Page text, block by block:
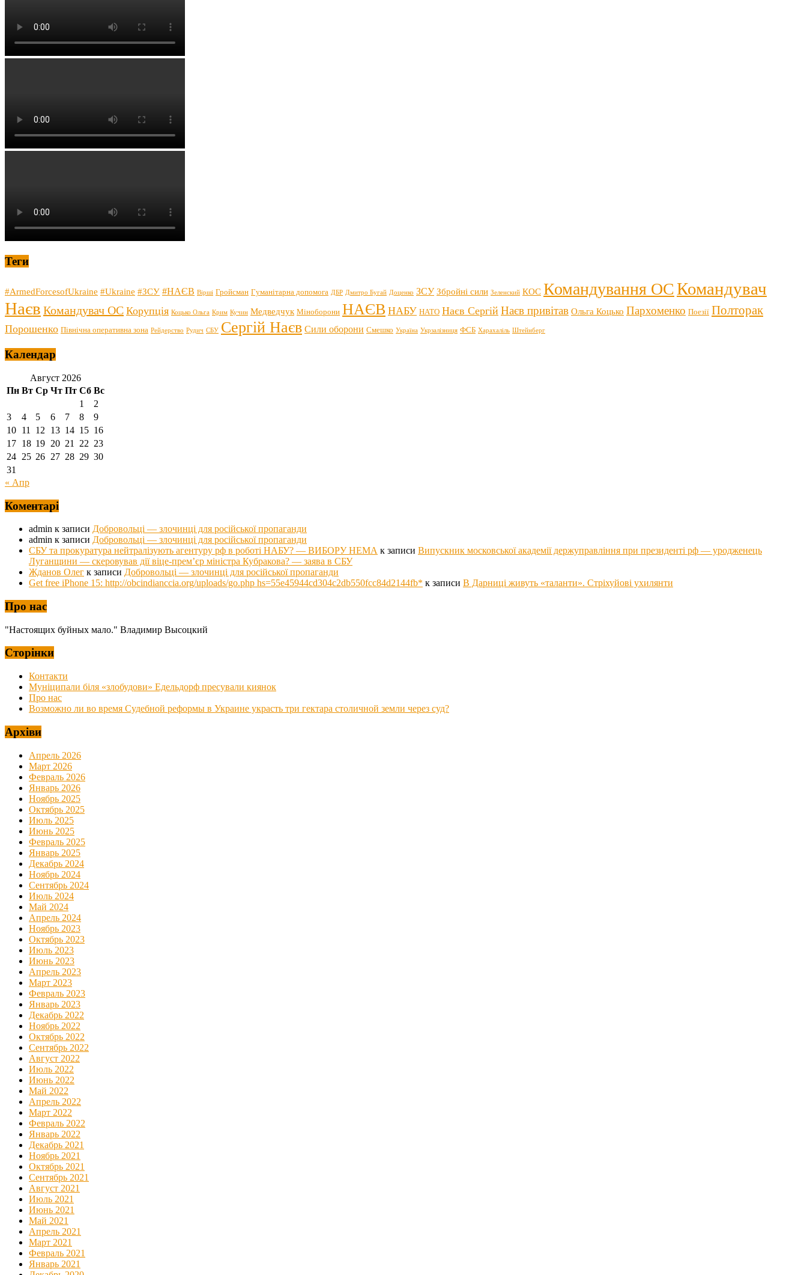
Теги
#ArmedForcesofUkraine #Ukraine #ЗСУ #НАЄВ Вірші Гройсман Гуманітарна допомога ДБР Дмитро Бугай Доценко ЗСУ Збройні сили Зеленский КОС Командування ОСКомандувач
Наєв Командувач ОС Корупція Коцько Ольга Крим Кучин Медведчук Міноборони НАЄВ НАБУ НАТО Наєв Сергій Наєв привітав Ольга Коцько Пархоменко Поезії Полторак
Порошенко Північна оперативна зона Рейдерство Рудич СБУ Сергій Наєв Сили оборони Смешко Україна Укрзалізниця ФСБ Харахаліль Штейнберг
Календар
Август 2026
Пн Вт Ср Чт Пт Сб Вс
1
2
3
4 5 6 7 8
9
10 11 12 13 14 15 16
17 18 19 20 21 22 23
24 25 26 27 28 29 30
31
« Апр
Коментарі
admin к записи Добровольці — злочинці для російської пропаганди
admin к записи Добровольці — злочинці для російської пропаганди
СБУ та прокуратура нейтралізують агентуру рф в роботі НАБУ? — ВИБОРУ НЕМА к записи Випускник московської академії держуправління при президенті рф — уродженець
Луганщини — скеровував дії віце-прем’єр міністра Кубракова? — заява в СБУ
Жданов Олег к записи Добровольці — злочинці для російської пропаганди
Get free iPhone 15: http://obcindianccia.org/uploads/go.php hs=55e45944cd304c2db550fcc84d2144fb* к записи В Дарниці живуть «таланти». Стріхуйові ухилянти
Про нас
"Настоящих буйных мало." Владимир Высоцкий
Сторінки
Контакти
Муніципали біля «злобудови» Едельдорф пресували киянок
Про нас
Возможно ли во время Судебной реформы в Украине украсть три гектара столичной земли через суд?
Архіви
Апрель 2026
Март 2026
Февраль 2026
Январь 2026
Ноябрь 2025
Октябрь 2025
Июль 2025
Июнь 2025
Февраль 2025
Январь 2025
Декабрь 2024
Ноябрь 2024
Сентябрь 2024
Июль 2024
Май 2024
Апрель 2024
Ноябрь 2023
Октябрь 2023
Июль 2023
Июнь 2023
Апрель 2023
Март 2023
Февраль 2023
Январь 2023
Декабрь 2022
Ноябрь 2022
Октябрь 2022
Сентябрь 2022
Август 2022
Июль 2022
Июнь 2022
Май 2022
Апрель 2022
Март 2022
Февраль 2022
Январь 2022
Декабрь 2021
Ноябрь 2021
Октябрь 2021
Сентябрь 2021
Август 2021
Июль 2021
Июнь 2021
Май 2021
Апрель 2021
Март 2021
Февраль 2021
Январь 2021